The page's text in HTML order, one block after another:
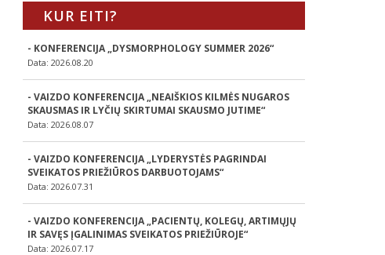
KUR EITI?
- KONFERENCIJA „DYSMORPHOLOGY SUMMER 2026“
Data: 2026.08.20
- VAIZDO KONFERENCIJA „NEAIŠKIOS KILMĖS NUGAROS
SKAUSMAS IR LYČIŲ SKIRTUMAI SKAUSMO JUTIME“
Data: 2026.08.07
- VAIZDO KONFERENCIJA „LYDERYSTĖS PAGRINDAI
SVEIKATOS PRIEŽIŪROS DARBUOTOJAMS“
Data: 2026.07.31
- VAIZDO KONFERENCIJA „PACIENTŲ, KOLEGŲ, ARTIMŲJŲ
IR SAVĘS ĮGALINIMAS SVEIKATOS PRIEŽIŪROJE“
Data: 2026.07.17